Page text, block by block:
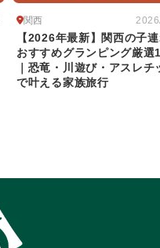
関西
【2026年最新】関西の子
おすすめグランピング厳選
｜恐竜・川遊び・アスレチ
で叶える家族旅行